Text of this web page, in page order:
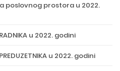
poslovnog prostora u 2022.
u 2022. godini
u 2022. godini